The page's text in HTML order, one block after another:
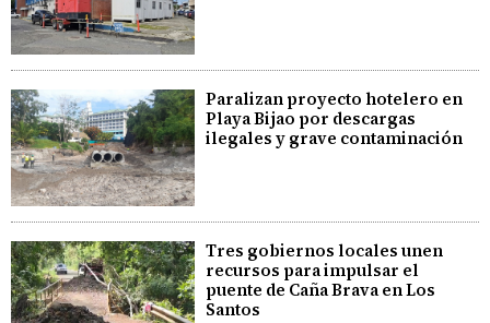
Paralizan proyecto hotelero en
Playa Bijao por descargas
ilegales y grave contaminación
Tres gobiernos locales unen
recursos para impulsar el
puente de Caña Brava en Los
Santos